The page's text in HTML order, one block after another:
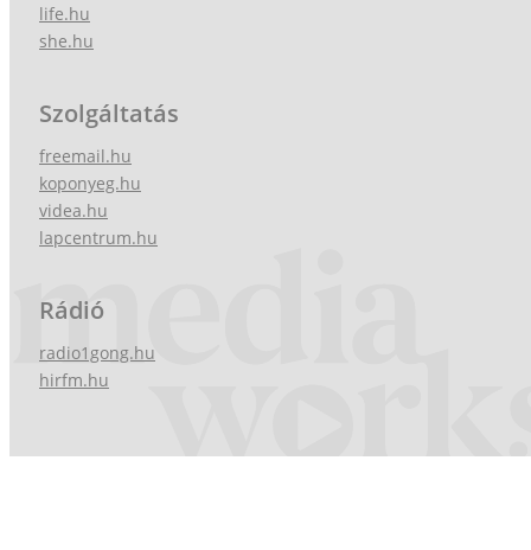
life.hu
she.hu
Szolgáltatás
freemail.hu
koponyeg.hu
videa.hu
lapcentrum.hu
Rádió
radio1gong.hu
hirfm.hu